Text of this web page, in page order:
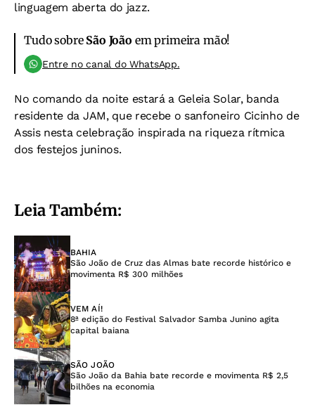
linguagem aberta do jazz.
Tudo sobre São João em primeira mão!
Entre no canal do WhatsApp.
No comando da noite estará a Geleia Solar, banda
residente da JAM, que recebe o sanfoneiro Cicinho de
Assis nesta celebração inspirada na riqueza rítmica
dos festejos juninos.
Leia Também:
BAHIA
São João de Cruz das Almas bate recorde histórico e
movimenta R$ 300 milhões
VEM AÍ!
8ª edição do Festival Salvador Samba Junino agita
capital baiana
SÃO JOÃO
São João da Bahia bate recorde e movimenta R$ 2,5
bilhões na economia